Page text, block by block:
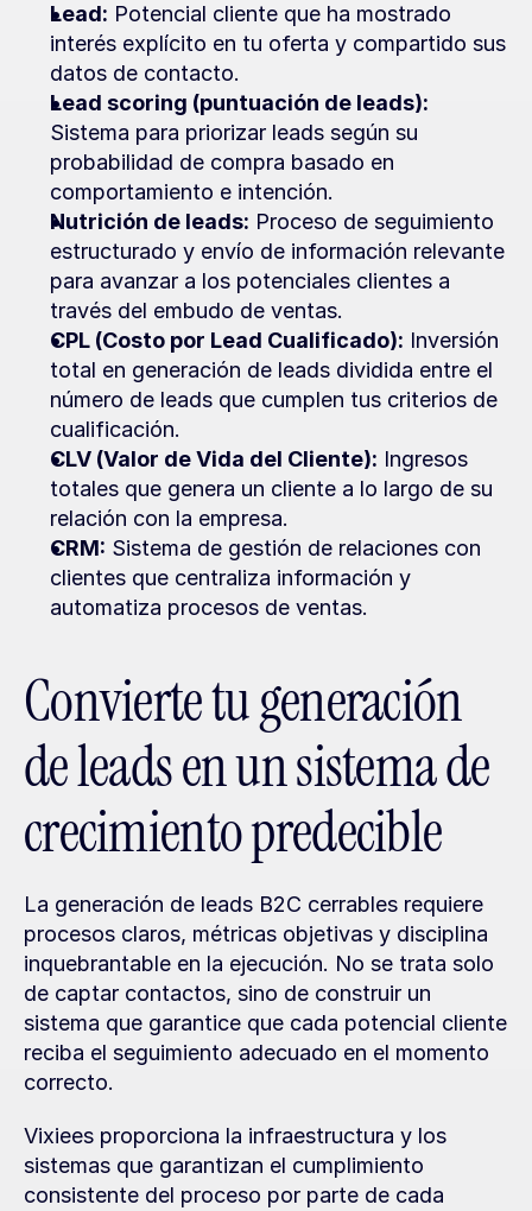
Lead: Potencial cliente que ha mostrado
interés explícito en tu oferta y compartido sus
datos de contacto.
Lead scoring (puntuación de leads):
Sistema para priorizar leads según su
probabilidad de compra basado en
comportamiento e intención.
Nutrición de leads: Proceso de seguimiento
estructurado y envío de información relevante
para avanzar a los potenciales clientes a
través del embudo de ventas.
CPL (Costo por Lead Cualificado): Inversión
total en generación de leads dividida entre el
número de leads que cumplen tus criterios de
cualificación.
CLV (Valor de Vida del Cliente): Ingresos
totales que genera un cliente a lo largo de su
relación con la empresa.
CRM: Sistema de gestión de relaciones con
clientes que centraliza información y
automatiza procesos de ventas.
Convierte tu generación
de leads en un sistema de
crecimiento predecible
La generación de leads B2C cerrables requiere
procesos claros, métricas objetivas y disciplina
inquebrantable en la ejecución. No se trata solo
de captar contactos, sino de construir un
sistema que garantice que cada potencial cliente
reciba el seguimiento adecuado en el momento
correcto.
Vixiees proporciona la infraestructura y los
sistemas que garantizan el cumplimiento
consistente del proceso por parte de cada